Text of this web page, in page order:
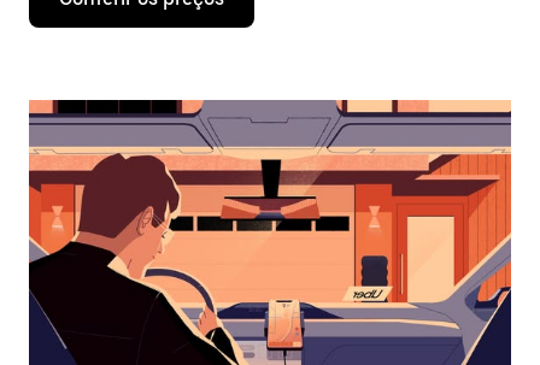
seta
interagir
o
calendário
selecionar
uma
data.
Pressione
a
tecla
“ESC”